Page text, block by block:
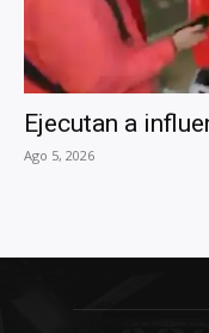
Ejecutan a
Ago 5, 2026